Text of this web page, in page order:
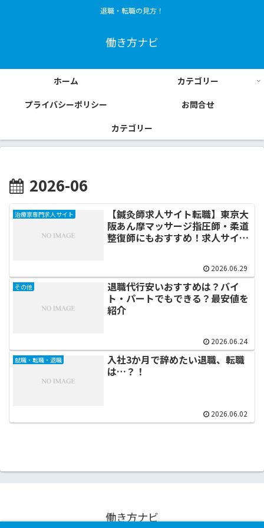
退職・転職の見方！
働き方ナビ
ホーム
カテゴリー
プライバシーポリシー
お問合せ
カテゴリー
2026-06
治療家専門求人サイト
【鍼灸師求人サイト転職】東京大
阪あん摩マッサージ指圧師・柔道
整復師にもおすすめ！求人サイト
2026.06.29
その他
退職代行安いおすすめは？バイ
ト・パートでもできる？最安値を
紹介
2026.06.24
就職・転職・退職
入社3か月で辞めたい退職、転職
は…？！
2026.06.02
働き方ナビ